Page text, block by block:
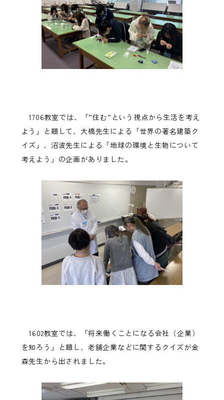
1706教室では、「”住む”という視点から生活を考え
よう」と題して、大橋先生による「世界の著名建築ク
イズ」、沼波先生による「地球の環境と生物について
考えよう」の企画がありました。
1602教室では、「将来働くことになる会社（企業）
を知ろう」と題し、老舗企業などに関するクイズが金
森先生から出されました。